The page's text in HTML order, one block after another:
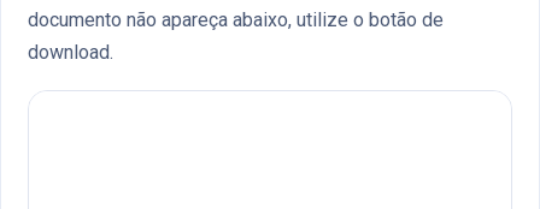
documento não apareça abaixo, utilize o botão de
download.